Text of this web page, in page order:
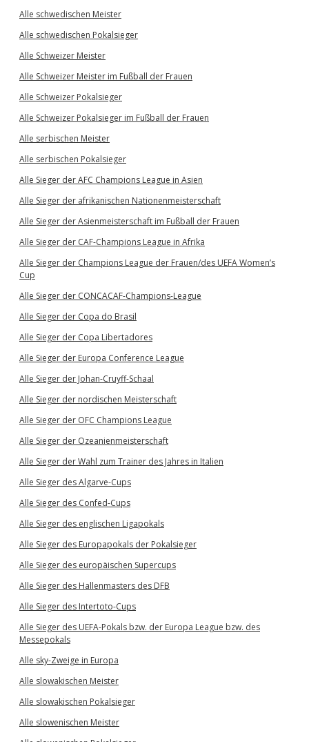
Alle schwedischen Meister
Alle schwedischen Pokalsieger
Alle Schweizer Meister
Alle Schweizer Meister im Fußball der Frauen
Alle Schweizer Pokalsieger
Alle Schweizer Pokalsieger im Fußball der Frauen
Alle serbischen Meister
Alle serbischen Pokalsieger
Alle Sieger der AFC Champions League in Asien
Alle Sieger der afrikanischen Nationenmeisterschaft
Alle Sieger der Asienmeisterschaft im Fußball der Frauen
Alle Sieger der CAF-Champions League in Afrika
Alle Sieger der Champions League der Frauen/des UEFA Women’s
Cup
Alle Sieger der CONCACAF-Champions-League
Alle Sieger der Copa do Brasil
Alle Sieger der Copa Libertadores
Alle Sieger der Europa Conference League
Alle Sieger der Johan-Cruyff-Schaal
Alle Sieger der nordischen Meisterschaft
Alle Sieger der OFC Champions League
Alle Sieger der Ozeanienmeisterschaft
Alle Sieger der Wahl zum Trainer des Jahres in Italien
Alle Sieger des Algarve-Cups
Alle Sieger des Confed-Cups
Alle Sieger des englischen Ligapokals
Alle Sieger des Europapokals der Pokalsieger
Alle Sieger des europäischen Supercups
Alle Sieger des Hallenmasters des DFB
Alle Sieger des Intertoto-Cups
Alle Sieger des UEFA-Pokals bzw. der Europa League bzw. des
Messepokals
Alle sky-Zweige in Europa
Alle slowakischen Meister
Alle slowakischen Pokalsieger
Alle slowenischen Meister